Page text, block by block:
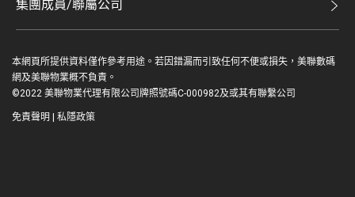
查詢熱線
聯絡我們
繳款方式
美善會
集團成員/聯屬公司
鋑聯控股*
美聯工商舖*
本網頁所提供資料僅作參考用途。若因錯漏而引致任何不便或損失，美聯數碼
網及美聯物業概不負責。
©2022 美聯物業代理有限公司牌照號碼C-000982及或其有聯繫公司
免責聲明 私隱政策